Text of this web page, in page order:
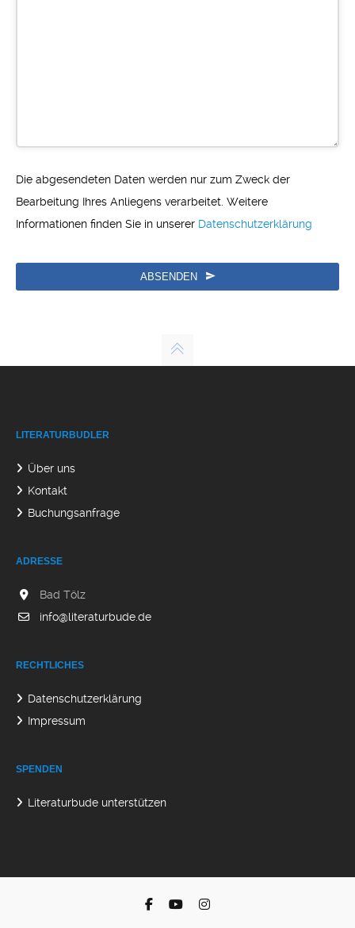
Die abgesendeten Daten werden nur zum Zweck der
Bearbeitung Ihres Anliegens verarbeitet. Weitere
Informationen finden Sie in unserer Datenschutzerklärung
ABSENDEN
LITERATURBUDLER
Über uns
Kontakt
Buchungsanfrage
ADRESSE
Bad Tölz
info@literaturbude.de
RECHTLICHES
Datenschutzerklärung
Impressum
SPENDEN
Literaturbude unterstützen